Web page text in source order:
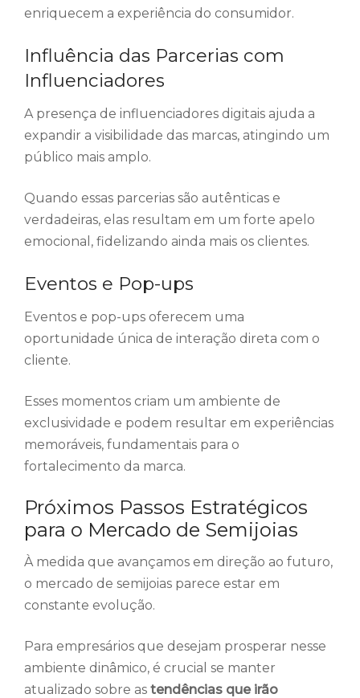
enriquecem a experiência do consumidor.
Influência das Parcerias com
Influenciadores
A presença de influenciadores digitais ajuda a
expandir a visibilidade das marcas, atingindo um
público mais amplo.
Quando essas parcerias são autênticas e
verdadeiras, elas resultam em um forte apelo
emocional, fidelizando ainda mais os clientes.
Eventos e Pop-ups
Eventos e pop-ups oferecem uma
oportunidade única de interação direta com o
cliente.
Esses momentos criam um ambiente de
exclusividade e podem resultar em experiências
memoráveis, fundamentais para o
fortalecimento da marca.
Próximos Passos Estratégicos
para o Mercado de Semijoias
À medida que avançamos em direção ao futuro,
o mercado de semijoias parece estar em
constante evolução.
Para empresários que desejam prosperar nesse
ambiente dinâmico, é crucial se manter
atualizado sobre as tendências que irão